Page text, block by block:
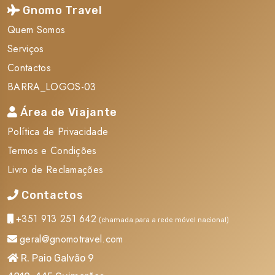
? Os quartos indicados como triplos e quádruplos são
twins com 2 camas queen size.
? A hora de saída dos quartos, no último dia, será até às
11 horas.
Fichas técnicas (exclusivas para agentes de
viagem)
Comparação dos hotéis Disney
Hotéis Disney
?Disneyland® Hotel
?Disney Hotel New York® - The Art of Marvel
?Disney Hotel Cheyenne®
?Disney Hotel Sequoia Lodge®
?Disney Davy Crockett Ranch®
Gnomo Travel
Quem Somos
Serviços
Contactos
BARRA_LOGOS-03
Área de Viajante
Política de Privacidade
Termos e Condições
Livro de Reclamações
Contactos
+351 913 251 642 (chamada para a rede móvel nacional)
geral@gnomotravel.com
R. Paio Galvão 9